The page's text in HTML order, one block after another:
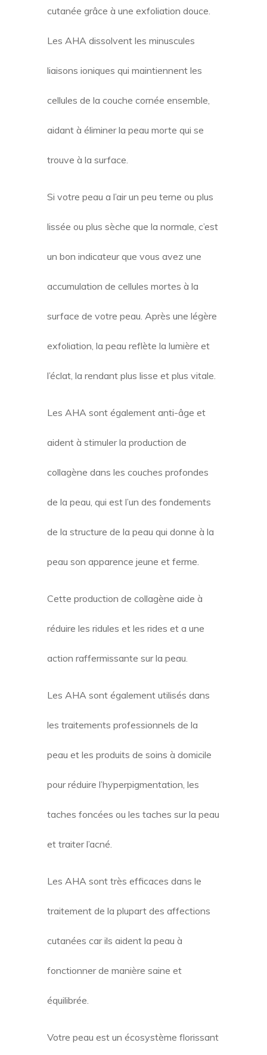
cutanée grâce à une exfoliation douce.
Les AHA dissolvent les minuscules
liaisons ioniques qui maintiennent les
cellules de la couche cornée ensemble,
aidant à éliminer la peau morte qui se
trouve à la surface.
Si votre peau a l’air un peu terne ou plus
lissée ou plus sèche que la normale, c’est
un bon indicateur que vous avez une
accumulation de cellules mortes à la
surface de votre peau. Après une légère
exfoliation, la peau reflète la lumière et
l’éclat, la rendant plus lisse et plus vitale.
Les AHA sont également anti-âge et
aident à stimuler la production de
collagène dans les couches profondes
de la peau, qui est l’un des fondements
de la structure de la peau qui donne à la
peau son apparence jeune et ferme.
Cette production de collagène aide à
réduire les ridules et les rides et a une
action raffermissante sur la peau.
Les AHA sont également utilisés dans
les traitements professionnels de la
peau et les produits de soins à domicile
pour réduire l’hyperpigmentation, les
taches foncées ou les taches sur la peau
et traiter l’acné.
Les AHA sont très efficaces dans le
traitement de la plupart des affections
cutanées car ils aident la peau à
fonctionner de manière saine et
équilibrée.
Votre peau est un écosystème florissant